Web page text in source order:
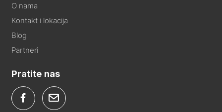
O nama
Kontakt i lokacija
Blog
Partneri
Pratite nas